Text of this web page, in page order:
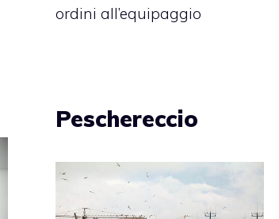
ordini all’equipaggio
Peschereccio